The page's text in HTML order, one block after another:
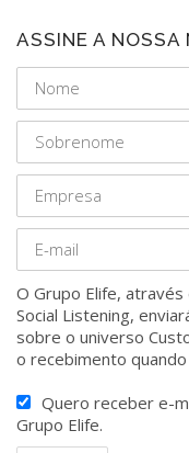
ASSINE A NOSSA
O Grupo Elife, através
Social Listening,
sobre o universo
o recebimento
Quero receber e-
Grupo Elife.